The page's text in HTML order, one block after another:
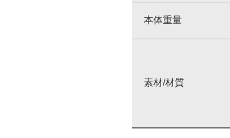
本体重量
素材/材質